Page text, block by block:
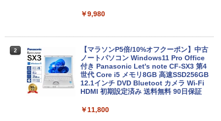
￥9,980
2
【マラソンP5倍/10%オフクーポン】中古
ノートパソコン Windows11 Pro Office
付き Panasonic Let's note CF-SX3 第4
世代 Core i5 メモリ8GB 高速SSD256GB
12.1インチ DVD Bluetoot カメラ Wi-Fi
HDMI 初期設定済み 送料無料 90日保証
￥11,800